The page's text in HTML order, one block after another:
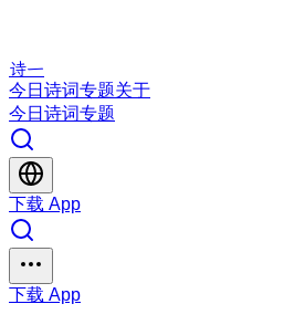
诗一
今日 诗词专题关于
今日 诗词专题
下载 App
下载 App